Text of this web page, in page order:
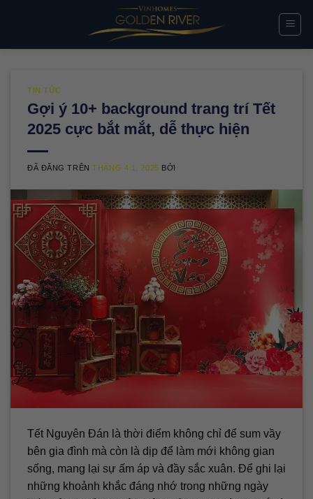
TIN TỨC
Gợi ý 10+ background trang trí Tết
2025 cực bắt mắt, dễ thực hiện
ĐÃ ĐĂNG TRÊNTHÁNG 4 1, 2025 BỞI
Tết Nguyên Đán là thời điểm không chỉ để sum vầy
bên gia đình mà còn là dịp để làm mới không gian
sống, mang lại sự ấm áp và đầy sắc xuân. Để ghi lại
những khoảnh khắc đáng nhớ trong những ngày